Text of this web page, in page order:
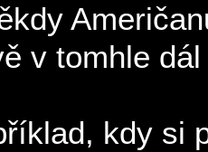
v tomhle
kdy si